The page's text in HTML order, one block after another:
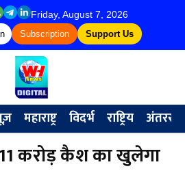
Friday, August 7, 2026
Subscription Support Us
महाराष्ट्र विदर्भ राष्ट्रिय
करोड़ कैश का खुलेगा